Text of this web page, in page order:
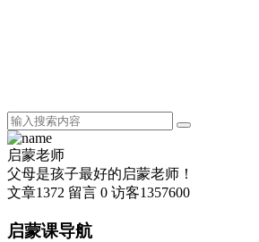
启蒙老师
父母是孩子最好的启蒙老师！
文章1372 留言 0 访客1357600
启蒙课导航